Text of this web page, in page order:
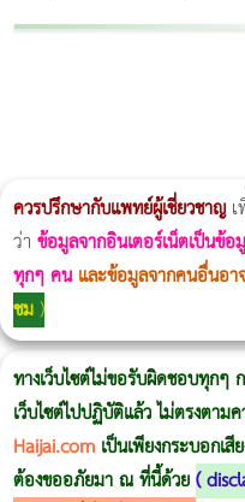
ควรปรึกษากับแพทย์ผู้เชี่ยวชาญเ
ว่า ข้อมูลจากอินเตอร์เน็ตเป็นข้อ
ทุกๆ คน และข้อมูลจากคนอื่นอา
ชม)
ทางเว็บไซต์ไม่ขอรับผิดชอบทุก
เว็บไซต์ไปปฏิบัติแล้ว ไม่ตรงตาม
Haijai.com เป็นเพียงกระบอกเ
ต้องขออภัยมา ณ ที่นี้ด้วย(